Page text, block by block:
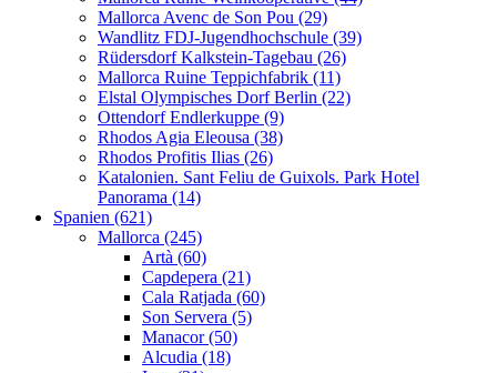
Mallorca Avenc de Son Pou (29)
Wandlitz FDJ-Jugendhochschule (39)
Rüdersdorf Kalkstein-Tagebau (26)
Mallorca Ruine Teppichfabrik (11)
Elstal Olympisches Dorf Berlin (22)
Ottendorf Endlerkuppe (9)
Rhodos Agia Eleousa (38)
Rhodos Profitis Ilias (26)
Katalonien. Sant Feliu de Guixols. Park Hotel
Panorama (14)
Spanien (621)
Mallorca (245)
Artà (60)
Capdepera (21)
Cala Ratjada (60)
Son Servera (5)
Manacor (50)
Alcudia (18)